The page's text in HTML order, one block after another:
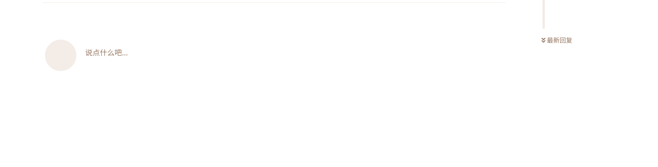
最新回复
说点什么吧...